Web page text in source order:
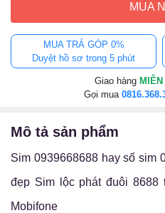
MUA
MUA TRẢ GÓP 0%
Duyệt hồ sơ trong 5 phút
Giao hàng MIỄN
Gọi mua
mô tả sản phẩm
Sim 0939668688 hay số sim
đẹp Sim lộc phát đuôi 8688
Mobifone